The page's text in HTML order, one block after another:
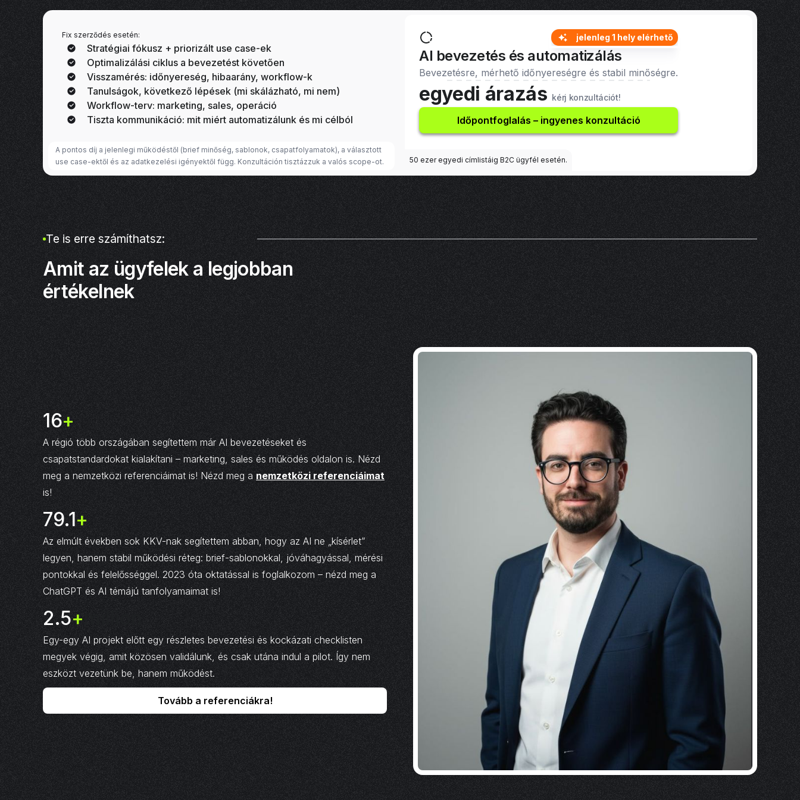
Ha ezek nincsenek összhangban, az AI „megy”, de nem működik: több lesz a variáció, több a
nincs világos stratégiai irány. A jó AI bevezetés nem promptgyűjtemény, hanem összehangolt üzleti
rendszer: belépő use case → kontextuslogika → workflow → jóváhagyás → mérés → iteráció →
skálázás.
Fix szerződés esetén:
Stratégiai fókusz + priorizált use case-ek
Optimalizálási ciklus a bevezetést követően
Visszamérés: időnyereség, hibaarány, workflow-k
Tanulságok, következő lépések (mi skálázható, mi nem)
Workflow-terv: marketing, sales, operáció
Tiszta kommunikáció: mit miért automatizálunk és mi célból
A pontos díj a jelenlegi működéstől (brief minőség, sablonok, csapatfolyamatok), a választott
use case-ektől és az adatkezelési igényektől függ. Konzultáción tisztázzuk a valós scope-ot.
jelenleg 1 hely elérhető
AI bevezetés és automatizálás
Bevezetésre, mérhető időnyereségre és stabil minőségre.
egyedi árazás kérj konzultációt!
Időpontfoglalás – ingyenes konzultáció
50 ezer egyedi címlistáig B2C ügyfél esetén.
Te is erre számíthatsz:
Amit az ügyfelek a legjobban
értékelnek
20+
A régió több országában segítettem már AI bevezetéseket és
csapatstandardokat kialakítani – marketing, sales és működés oldalon is. Nézd
meg a nemzetközi referenciáimat is! Nézd meg a nemzetközi referenciáimat
is!
99.9+
Az elmúlt években sok KKV-nak segítettem abban, hogy az AI ne „kísérlet”
legyen, hanem stabil működési réteg: brief-sablonokkal, jóváhagyással, mérési
pontokkal és felelősséggel. 2023 óta oktatással is foglalkozom – nézd meg a
ChatGPT és AI témájú tanfolyamaimat is!
3.2+
Egy-egy AI projekt előtt egy részletes bevezetési és kockázati checklisten
megyek végig, amit közösen validálunk, és csak utána indul a pilot. Így nem
eszközt vezetünk be, hanem működést.
Tovább a referenciákra!